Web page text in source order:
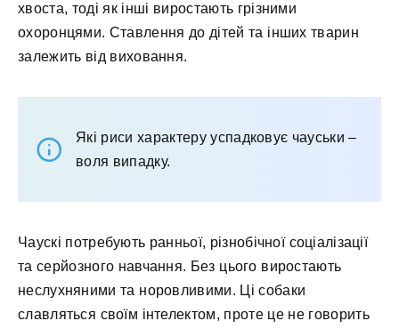
хвоста, тоді як інші виростають грізними
охоронцями. Ставлення до дітей та інших тварин
залежить від виховання.
Які риси характеру успадковує чауськи –
воля випадку.
Чаускі потребують ранньої, різнобічної соціалізації
та серйозного навчання. Без цього виростають
неслухняними та норовливими. Ці собаки
славляться своїм інтелектом, проте це не говорить